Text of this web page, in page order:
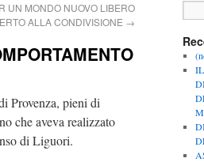
UN MONDO NUOVO LIBERO
ALLA CONDIVISIONE →
Provenza, pieni di
che aveva realizzato
di Liguori.